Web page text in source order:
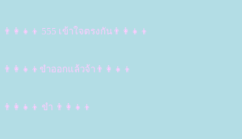
👨‍👩‍👧‍👦 555 เข้าใจตรงกัน👨‍👩‍👧‍👦
👨‍👩‍👧‍👦ขำออกแล้วจ้า👨‍👩‍👧‍👦
👨‍👩‍👧‍👦 ขำ 👨‍👩‍👧‍👦